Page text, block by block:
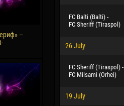
–
FC Balti (Balti) -
FC Sheriff (Tiraspol)
26 July
FC Sheriff (Tiraspol) -
FC Milsami (Orhei)
19 July